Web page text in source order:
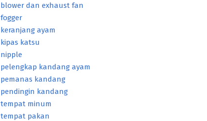
blower dan exhaust fan
fogger
keranjang ayam
kipas katsu
nipple
pelengkap kandang ayam
pemanas kandang
pendingin kandang
tempat minum
tempat pakan